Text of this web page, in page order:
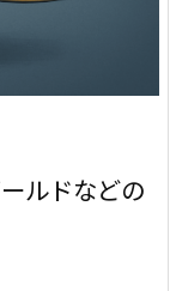
ルドなどの